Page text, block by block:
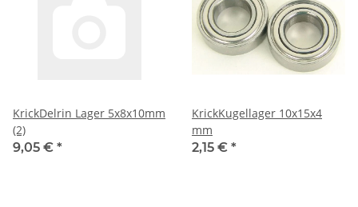
KrickDelrin Lager 5x8x10mm
(2)
9,05 € *
KrickKugellager 10x15x4
mm
2,15 € *